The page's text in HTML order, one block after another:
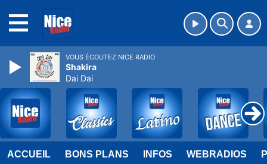
ACCUEIL BONS PLANS INFOS WEBRADIOS
VOUS ÉCOUTEZ NICE RADIO
Shakira
Dai Dai